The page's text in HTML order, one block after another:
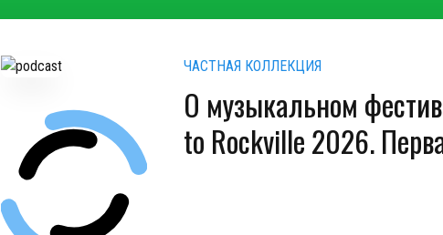
ЧАСТНАЯ КОЛЛЕКЦИЯ
О музыкальном
to Rockville 2026.